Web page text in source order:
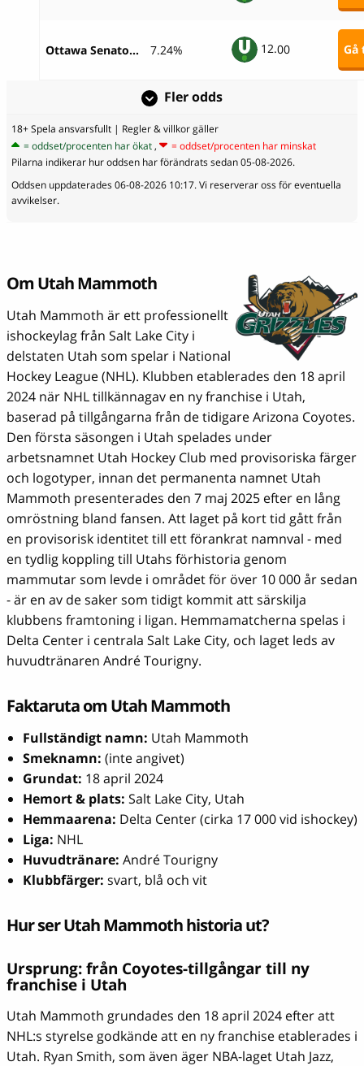
Ottawa Senators 7.24% 12.00 Gå
Fler odds
18+ Spela ansvarsfullt| Regler & villkor gäller
= oddset/procenten har ökat ,
= oddset/procenten har minskat
Pilarna indikerar hur oddsen har förändrats sedan 05-08-2026.
Oddsen uppdaterades 06-08-2026 10:17. Vi reserverar oss för eventuella
avvikelser.
Om Utah Mammoth
Utah Mammoth är ett professionellt
ishockeylag från Salt Lake City i
delstaten Utah som spelar i National
Hockey League (NHL). Klubben etablerades den 18 april
2024 när NHL tillkännagav en ny franchise i Utah,
baserad på tillgångarna från de tidigare Arizona Coyotes.
Den första säsongen i Utah spelades under
arbetsnamnet Utah Hockey Club med provisoriska färger
och logotyper, innan det permanenta namnet Utah
Mammoth presenterades den 7 maj 2025 efter en lång
omröstning bland fansen. Att laget på kort tid gått från
en provisorisk identitet till ett förankrat namnval - med
en tydlig koppling till Utahs förhistoria genom
mammutar som levde i området för över 10 000 år sedan
- är en av de saker som tidigt kommit att särskilja
klubbens framtoning i ligan. Hemmamatcherna spelas i
Delta Center i centrala Salt Lake City, och laget leds av
huvudtränaren André Tourigny.
Faktaruta om Utah Mammoth
Fullständigt namn: Utah Mammoth
Smeknamn: (inte angivet)
Grundat: 18 april 2024
Hemort & plats: Salt Lake City, Utah
Hemmaarena: Delta Center (cirka 17 000 vid ishockey)
Liga: NHL
Huvudtränare: André Tourigny
Klubbfärger: svart, blå och vit
Hur ser Utah Mammoth historia ut?
Ursprung: från Coyotes-tillgångar till ny
franchise i Utah
Utah Mammoth grundades den 18 april 2024 efter att
NHL:s styrelse godkände att en ny franchise etablerades i
Utah. Ryan Smith, som även äger NBA-laget Utah Jazz,